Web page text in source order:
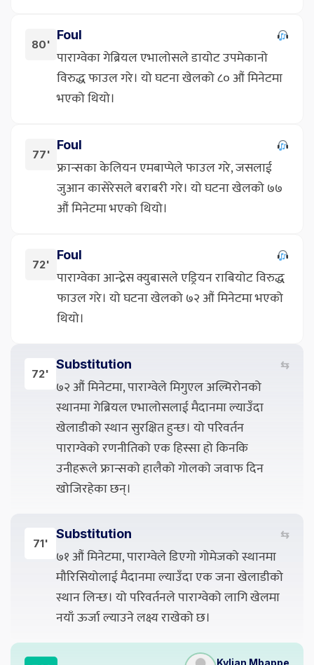
80'
Foul
पाराग्वेका गेब्रियल एभालोसले डायोट उपमेकानो
विरुद्ध फाउल गरे। यो घटना खेलको ८० औं मिनेटमा
भएको थियो।
77'
Foul
फ्रान्सका केलियन एमबाप्पेले फाउल गरे, जसलाई
जुआन कासेरेसले बराबरी गरे। यो घटना खेलको ७७
औं मिनेटमा भएको थियो।
72'
Foul
पाराग्वेका आन्द्रेस क्युबासले एड्रियन राबियोट विरुद्ध
फाउल गरे। यो घटना खेलको ७२ औं मिनेटमा भएको
थियो।
72'
Substitution ⇆
७२ औं मिनेटमा, पाराग्वेले मिगुएल अल्मिरोनको
स्थानमा गेब्रियल एभालोसलाई मैदानमा ल्याउँदा
खेलाडीको स्थान सुरक्षित हुन्छ। यो परिवर्तन
पाराग्वेको रणनीतिको एक हिस्सा हो किनकि
उनीहरूले फ्रान्सको हालैको गोलको जवाफ दिन
खोजिरहेका छन्।
71'
Substitution ⇆
७१ औं मिनेटमा, पाराग्वेले डिएगो गोमेजको स्थानमा
मौरिसियोलाई मैदानमा ल्याउँदा एक जना खेलाडीको
स्थान लिन्छ। यो परिवर्तनले पाराग्वेको लागि खेलमा
नयाँ ऊर्जा ल्याउने लक्ष्य राखेको छ।